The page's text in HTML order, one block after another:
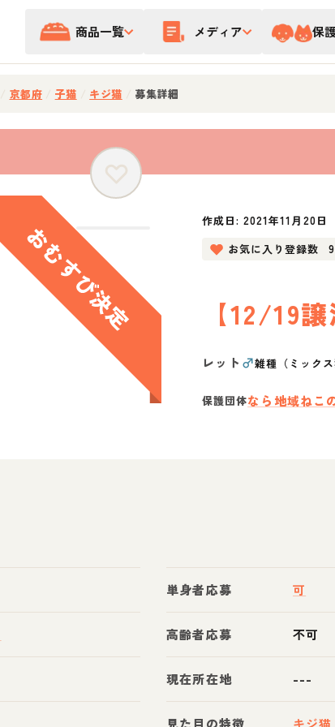
商品一覧 メディア 保
京都府 子猫 キジ猫 募集詳細
作成日:2021年11月20日
お気に入り登録数
【12/19譲
レット ♂雑種（ミックス
保護団体なら地域ねこ
単身者応募 可
高齢者応募 不可
現在所在地 ---
見た目の特徴 キジ猫